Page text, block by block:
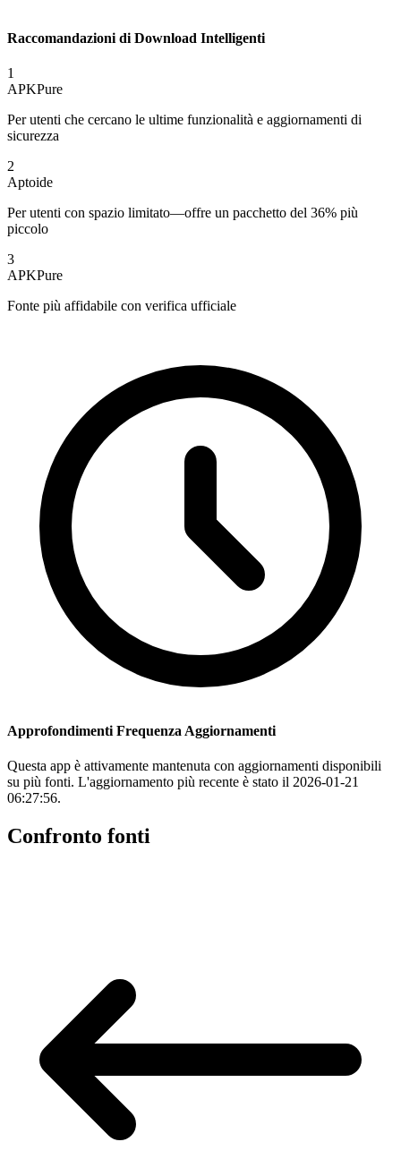
Raccomandazioni di Download Intelligenti
1
APKPure
Per utenti che cercano le ultime funzionalità e aggiornamenti di
sicurezza
2
Aptoide
Per utenti con spazio limitato—offre un pacchetto del 36% più
piccolo
3
APKPure
Fonte più affidabile con verifica ufficiale
Approfondimenti Frequenza Aggiornamenti
Questa app è attivamente mantenuta con aggiornamenti disponibili
su più fonti. L'aggiornamento più recente è stato il 2026-01-21
06:27:56.
Confronto fonti